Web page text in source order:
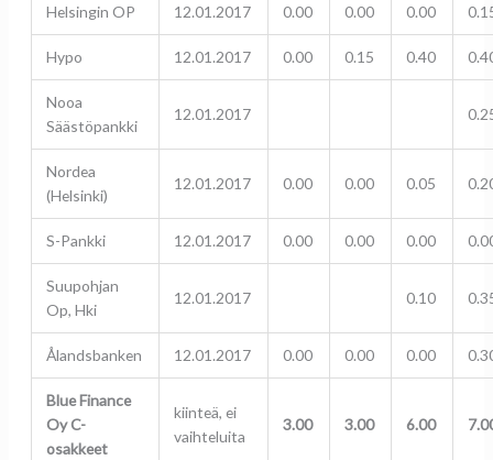
Helsingin OP 12.01.2017 0.00 0.00 0.00
Hypo 12.01.2017 0.00 0.15 0.40
Nooa
Säästöpankki
12.01.2017
Nordea
(Helsinki)
12.01.2017 0.00 0.00 0.05
S-Pankki 12.01.2017 0.00 0.00 0.00
Suupohjan
Op, Hki
12.01.2017 0.10
Ålandsbanken 12.01.2017 0.00 0.00 0.00
Blue Finance
Oy C-
osakkeet
kiinteä, ei
vaihteluita
3.00 3.00 6.00